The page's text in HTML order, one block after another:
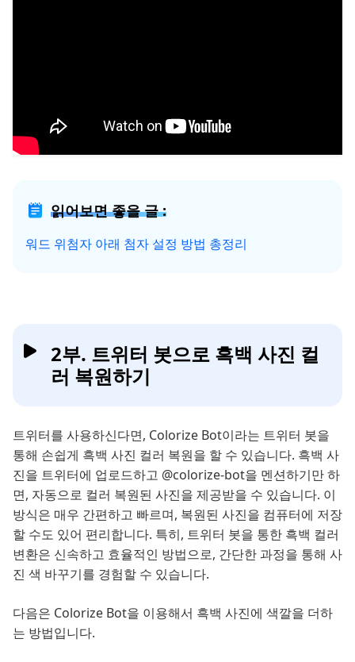
읽어보면 좋을 글 :
워드 위첨자 아래 첨자 설정 방법 총정리
2부. 트위터 봇으로 흑백 사진 컬
러 복원하기
트위터를 사용하신다면, Colorize Bot이라는 트위터 봇을
통해 손쉽게 흑백 사진 컬러 복원을 할 수 있습니다. 흑백 사
진을 트위터에 업로드하고 @colorize-bot을 멘션하기만 하
면, 자동으로 컬러 복원된 사진을 제공받을 수 있습니다. 이
방식은 매우 간편하고 빠르며, 복원된 사진을 컴퓨터에 저장
할 수도 있어 편리합니다. 특히, 트위터 봇을 통한 흑백 컬러
변환은 신속하고 효율적인 방법으로, 간단한 과정을 통해 사
진 색 바꾸기를 경험할 수 있습니다.
다음은 Colorize Bot을 이용해서 흑백 사진에 색깔을 더하
는 방법입니다.